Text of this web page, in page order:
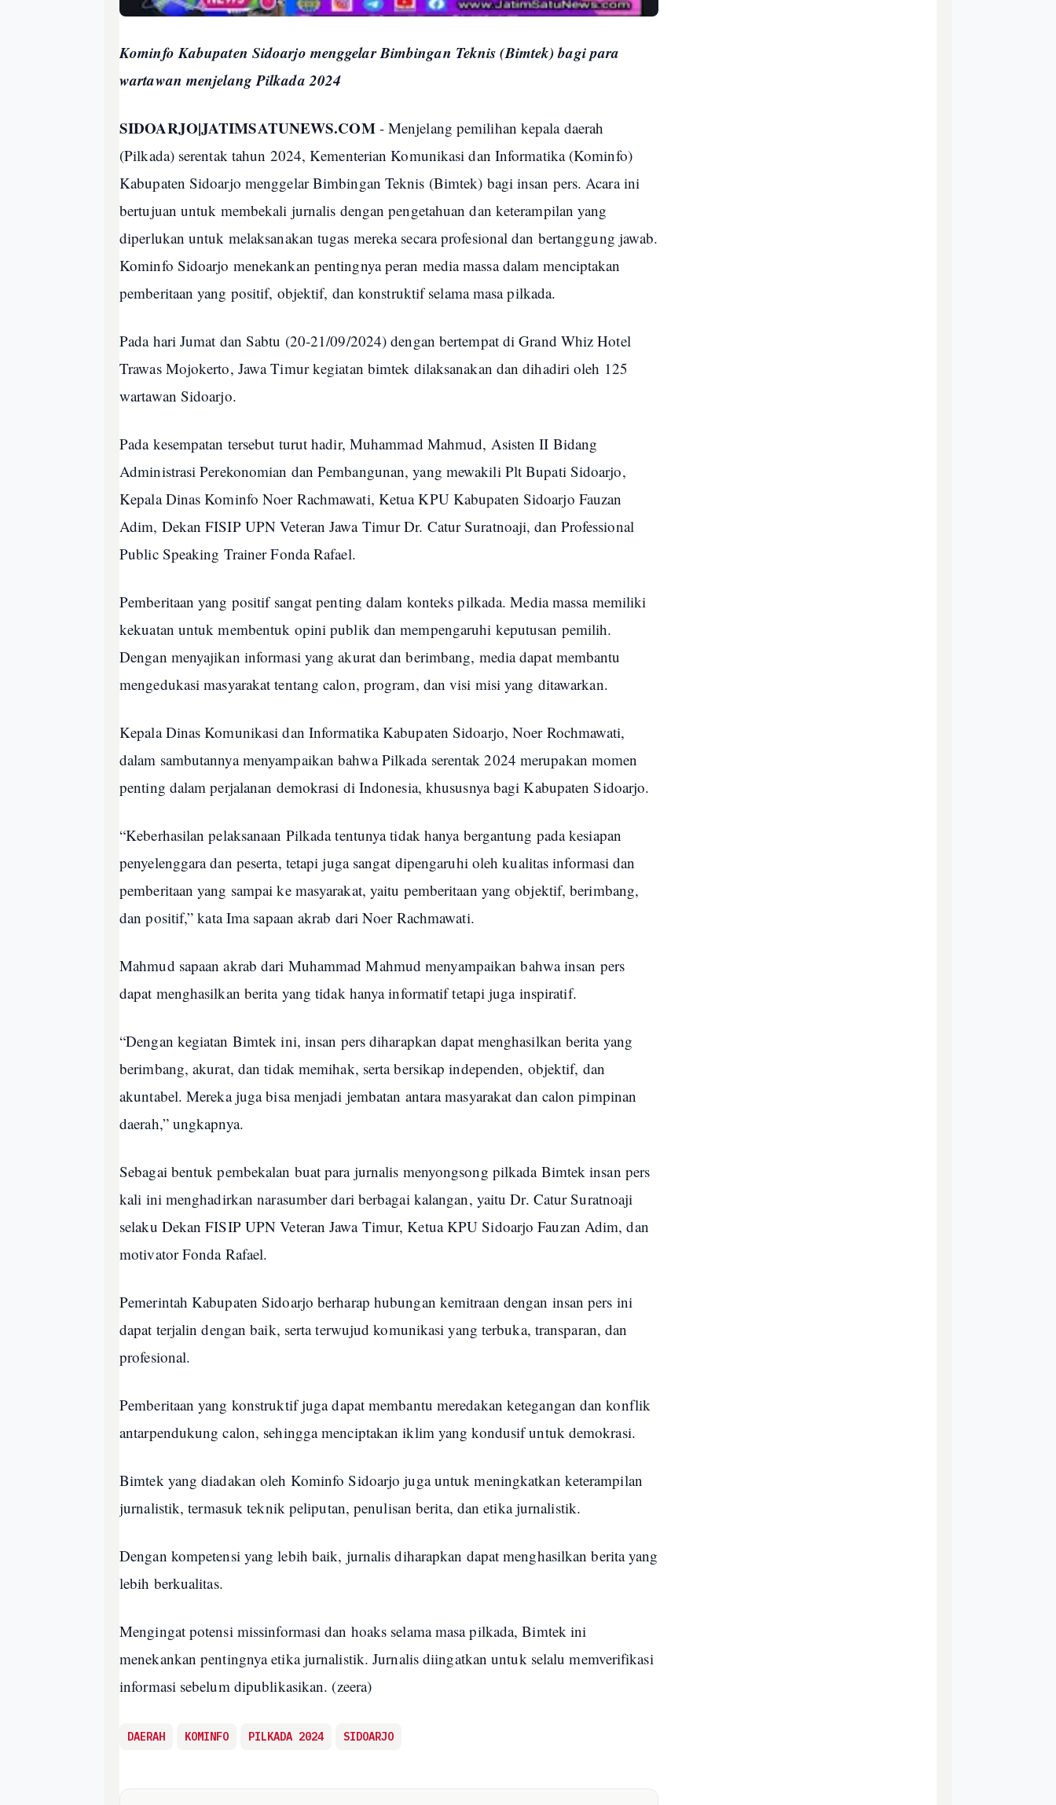
Kominfo Kabupaten Sidoarjo menggelar Bimbingan Teknis (Bimtek) bagi para
wartawan menjelang Pilkada 2024
SIDOARJO|JATIMSATUNEWS.COM- Menjelang pemilihan kepala daerah
(Pilkada) serentak tahun 2024, Kementerian Komunikasi dan Informatika (Kominfo)
Kabupaten Sidoarjo menggelar Bimbingan Teknis (Bimtek) bagi insan pers. Acara ini
bertujuan untuk membekali jurnalis dengan pengetahuan dan keterampilan yang
diperlukan untuk melaksanakan tugas mereka secara profesional dan bertanggung jawab.
Kominfo Sidoarjo menekankan pentingnya peran media massa dalam menciptakan
pemberitaan yang positif, objektif, dan konstruktif selama masa pilkada.
Pada hari Jumat dan Sabtu (20-21/09/2024) dengan bertempat di Grand Whiz Hotel
Trawas Mojokerto, Jawa Timur kegiatan bimtek dilaksanakan dan dihadiri oleh 125
wartawan Sidoarjo.
Pada kesempatan tersebut turut hadir, Muhammad Mahmud, Asisten II Bidang
Administrasi Perekonomian dan Pembangunan, yang mewakili Plt Bupati Sidoarjo,
Kepala Dinas Kominfo Noer Rachmawati, Ketua KPU Kabupaten Sidoarjo Fauzan
Adim, Dekan FISIP UPN Veteran Jawa Timur Dr. Catur Suratnoaji, dan Professional
Public Speaking Trainer Fonda Rafael.
Pemberitaan yang positif sangat penting dalam konteks pilkada. Media massa memiliki
kekuatan untuk membentuk opini publik dan mempengaruhi keputusan pemilih.
Dengan menyajikan informasi yang akurat dan berimbang, media dapat membantu
mengedukasi masyarakat tentang calon, program, dan visi misi yang ditawarkan.
Kepala Dinas Komunikasi dan Informatika Kabupaten Sidoarjo, Noer Rochmawati,
dalam sambutannya menyampaikan bahwa Pilkada serentak 2024 merupakan momen
penting dalam perjalanan demokrasi di Indonesia, khususnya bagi Kabupaten Sidoarjo.
“Keberhasilan pelaksanaan Pilkada tentunya tidak hanya bergantung pada kesiapan
penyelenggara dan peserta, tetapi juga sangat dipengaruhi oleh kualitas informasi dan
pemberitaan yang sampai ke masyarakat, yaitu pemberitaan yang objektif, berimbang,
dan positif,” kata Ima sapaan akrab dari Noer Rachmawati.
Mahmud sapaan akrab dari Muhammad Mahmud menyampaikan bahwa insan pers
dapat menghasilkan berita yang tidak hanya informatif tetapi juga inspiratif.
“Dengan kegiatan Bimtek ini, insan pers diharapkan dapat menghasilkan berita yang
berimbang, akurat, dan tidak memihak, serta bersikap independen, objektif, dan
akuntabel. Mereka juga bisa menjadi jembatan antara masyarakat dan calon pimpinan
daerah,” ungkapnya.
Sebagai bentuk pembekalan buat para jurnalis menyongsong pilkada Bimtek insan pers
kali ini menghadirkan narasumber dari berbagai kalangan, yaitu Dr. Catur Suratnoaji
selaku Dekan FISIP UPN Veteran Jawa Timur, Ketua KPU Sidoarjo Fauzan Adim, dan
motivator Fonda Rafael.
Pemerintah Kabupaten Sidoarjo berharap hubungan kemitraan dengan insan pers ini
dapat terjalin dengan baik, serta terwujud komunikasi yang terbuka, transparan, dan
profesional.
Pemberitaan yang konstruktif juga dapat membantu meredakan ketegangan dan konflik
antarpendukung calon, sehingga menciptakan iklim yang kondusif untuk demokrasi.
Bimtek yang diadakan oleh Kominfo Sidoarjo juga untuk meningkatkan keterampilan
jurnalistik, termasuk teknik peliputan, penulisan berita, dan etika jurnalistik.
Dengan kompetensi yang lebih baik, jurnalis diharapkan dapat menghasilkan berita yang
lebih berkualitas.
Mengingat potensi missinformasi dan hoaks selama masa pilkada, Bimtek ini
menekankan pentingnya etika jurnalistik. Jurnalis diingatkan untuk selalu memverifikasi
informasi sebelum dipublikasikan. (zeera)
DAERAH KOMINFO PILKADA 2024 SIDOARJO